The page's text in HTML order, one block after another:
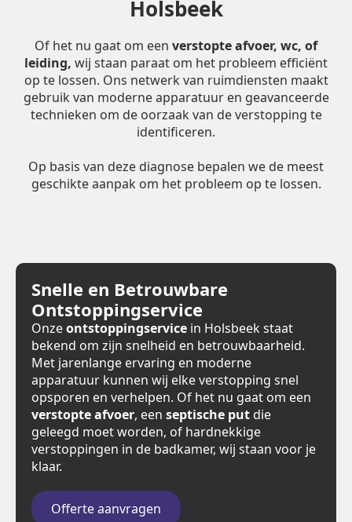
Holsbeek
Of het nu gaat om een verstopte afvoer, wc, of
leiding, wij staan paraat om het probleem efficiënt
op te lossen. Ons netwerk van ruimdiensten maakt
gebruik van moderne apparatuur en geavanceerde
technieken om de oorzaak van de verstopping te
identificeren.
Op basis van deze diagnose bepalen we de meest
geschikte aanpak om het probleem op te lossen.
Snelle en Betrouwbare
Ontstoppingservice
Onzeontstoppingservice in Holsbeek staat
bekend om zijn snelheid en betrouwbaarheid.
Met jarenlange ervaring en moderne
apparatuur kunnen wij elke verstopping snel
opsporen en verhelpen. Of het nu gaat om een
verstopte afvoer, een septische put die
geleegd moet worden, of hardnekkige
verstoppingen in de badkamer, wij staan voor je
klaar.
Offerte aanvragen